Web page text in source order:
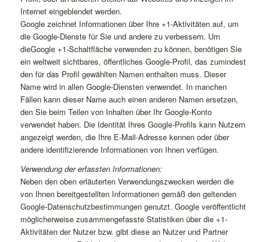
Internet eingeblendet werden.
Google zeichnet Informationen über Ihre +1-Aktivitäten auf, um
die Google-Dienste für Sie und andere zu verbessern. Um
dieGoogle +1-Schaltfläche verwenden zu können, benötigen Sie
ein weltweit sichtbares, öffentliches Google-Profil, das zumindest
den für das Profil gewählten Namen enthalten muss. Dieser
Name wird in allen Google-Diensten verwendet. In manchen
Fällen kann dieser Name auch einen anderen Namen ersetzen,
den Sie beim Teilen von Inhalten über Ihr Google-Konto
verwendet haben. Die Identität Ihres Google-Profils kann Nutzern
angezeigt werden, die Ihre E-Mail-Adresse kennen oder über
andere identifizierende Informationen von Ihnen verfügen.
Verwendung der erfassten Informationen:
Neben den oben erläuterten Verwendungszwecken werden die
von Ihnen bereitgestellten Informationen gemäß den geltenden
Google-Datenschutzbestimmungen genutzt. Google veröffentlicht
möglicherweise zusammengefasste Statistiken über die +1-
Aktivitäten der Nutzer bzw. gibt diese an Nutzer und Partner